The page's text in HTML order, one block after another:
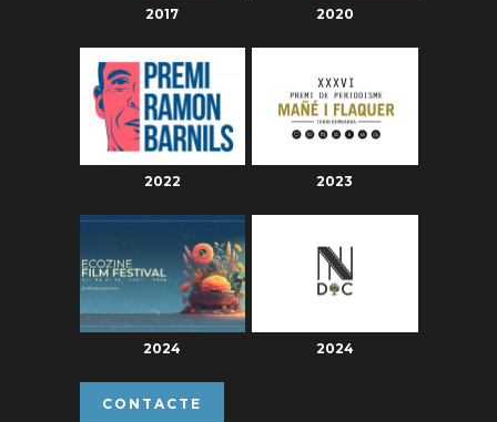
2017 2020
2022 2023
2024 2024
CONTACTE